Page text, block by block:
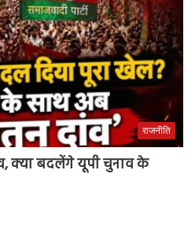
राजनीति
क्या बदलेंगे यूपी चुनाव के